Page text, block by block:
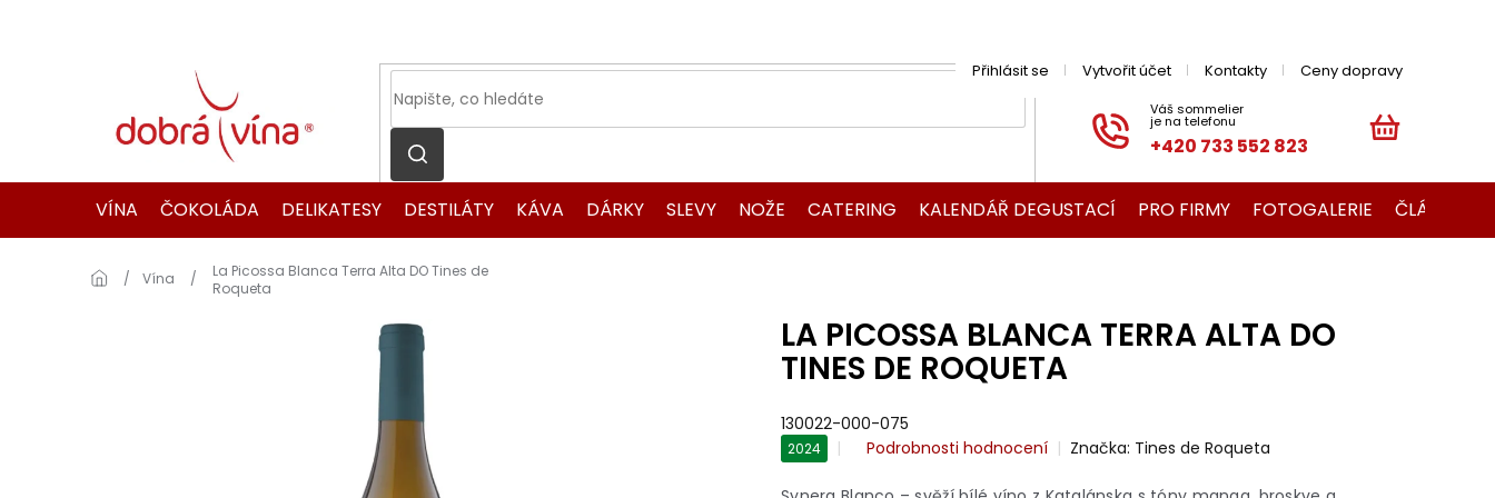
+420 733 552 823
Přihlásit se Vytvořit účet Kontakty Ceny dopravy
KOŠÍK
VÍNA
ČOKOLÁDA DELIKATESY DESTILÁTY KÁVA DÁRKY SLEVY NOŽE CATERING KALENDÁŘ DEGUSTACÍ PRO FIRMY FOTOGALERIE ČLÁNKY O
Domů
Vína
La Picossa Blanca Terra Alta DO Tines de
Roqueta
LA PICOSSA BLANCA TERRA ALTA DO
TINES DE ROQUETA
130022-000-075
2024
Průměrné
produktu
Podrobnosti hodnocení Značka: Tines de Roqueta